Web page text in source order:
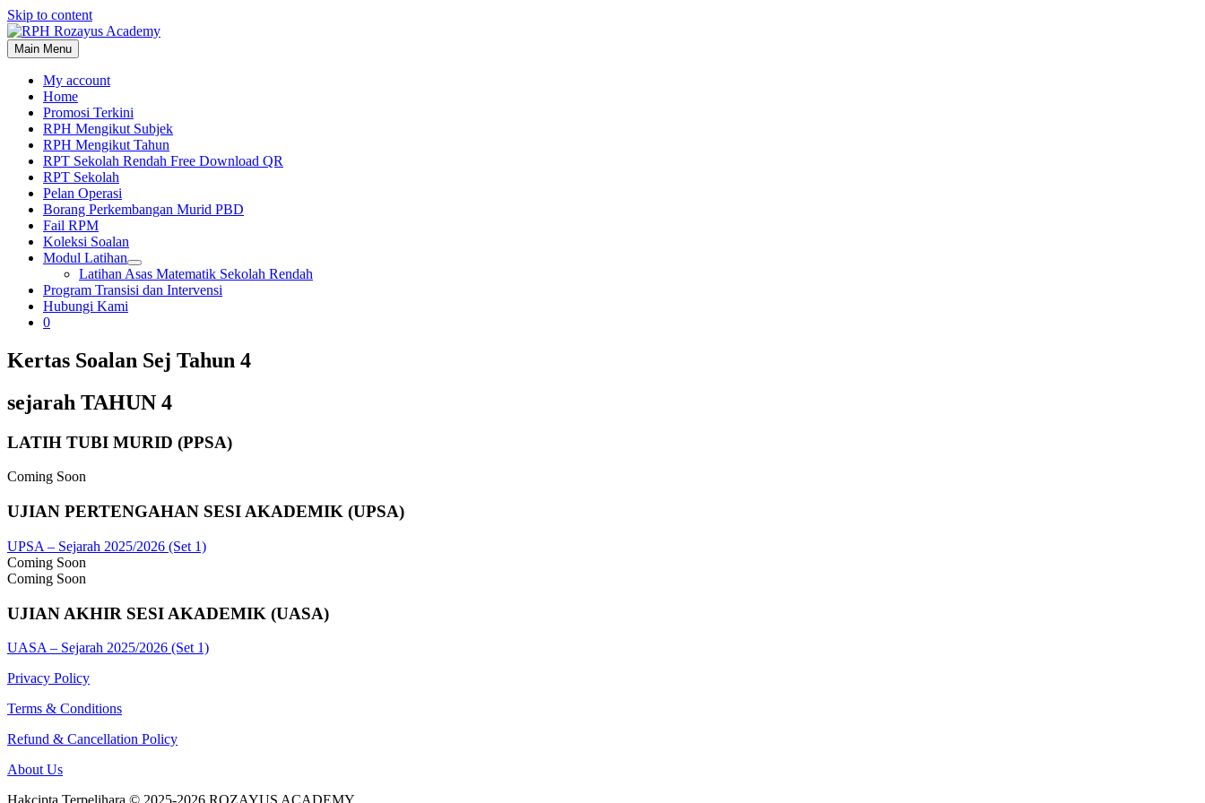
Skip to content
Main Menu
My account
Home
Promosi Terkini
RPH Mengikut Subjek
RPH Mengikut Tahun
RPT Sekolah Rendah Free Download QR
RPT Sekolah
Pelan Operasi
Borang Perkembangan Murid PBD
Fail RPM
Koleksi Soalan
Modul Latihan
Latihan Asas Matematik Sekolah Rendah
Program Transisi dan Intervensi
Hubungi Kami
0
Kertas Soalan Sej Tahun 4
sejarah TAHUN 4
LATIH TUBI MURID (PPSA)
Coming Soon
UJIAN PERTENGAHAN SESI AKADEMIK (UPSA)
UPSA – Sejarah 2025/2026 (Set 1)
Coming Soon
Coming Soon
UJIAN AKHIR SESI AKADEMIK (UASA)
UASA – Sejarah 2025/2026 (Set 1)
Privacy Policy
Terms & Conditions
Refund & Cancellation Policy
About Us